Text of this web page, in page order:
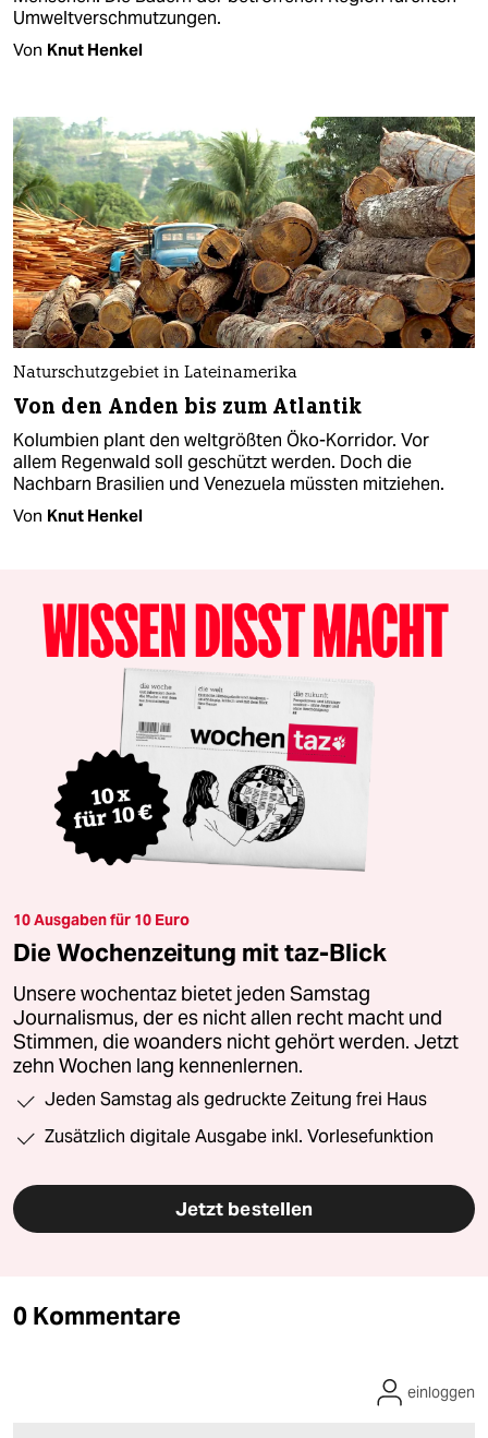
Umweltverschmutzungen.
Von Knut Henkel
Naturschutzgebiet in Lateinamerika
Von den Anden bis zum Atlantik
Kolumbien plant den weltgrößten Öko-Korridor. Vor
allem Regenwald soll geschützt werden. Doch die
Nachbarn Brasilien und Venezuela müssten mitziehen.
Von Knut Henkel
10 Ausgaben für 10 Euro
Die Wochenzeitung mit taz-Blick
Unsere wochentaz bietet jeden Samstag
Journalismus, der es nicht allen recht macht und
Stimmen, die woanders nicht gehört werden. Jetzt
zehn Wochen lang kennenlernen.
Jeden Samstag als gedruckte Zeitung frei Haus
Zusätzlich digitale Ausgabe inkl. Vorlesefunktion
Jetzt bestellen
0 Kommentare
einloggen